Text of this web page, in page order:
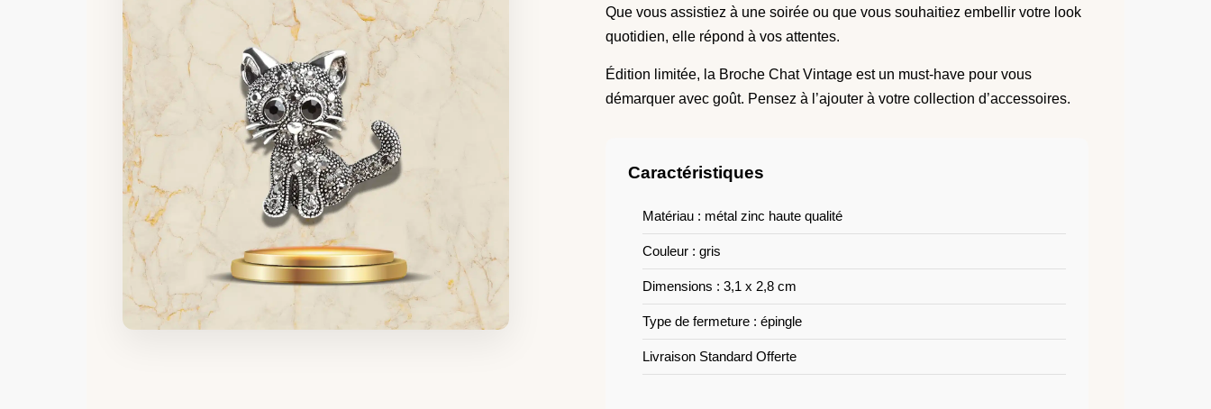
Que vous assistiez à une soirée ou que vous souhaitiez embellir votre look
quotidien, elle répond à vos attentes.
Édition limitée, la Broche Chat Vintage est un must-have pour vous
démarquer avec goût. Pensez à l’ajouter à votre collection d’accessoires.
Caractéristiques
Matériau : métal zinc haute qualité
Couleur : gris
Dimensions : 3,1 x 2,8 cm
Type de fermeture : épingle
Livraison Standard Offerte